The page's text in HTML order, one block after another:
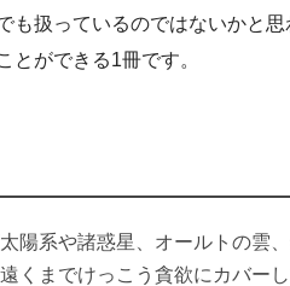
も扱っているのではないかと思
とができる1冊です。
陽系や諸惑星、オールトの雲
くまでけっこう貪欲にカバー